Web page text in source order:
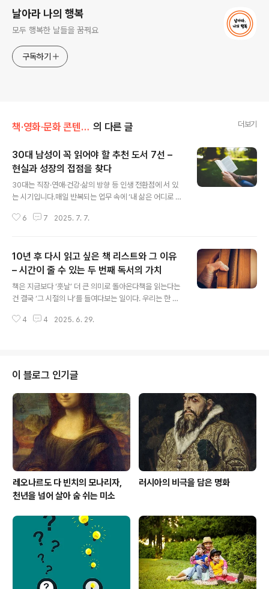
날아라 나의 행복
모두 행복한 날들을 꿈꿔요
구독하기
책·영화·문화 콘텐츠 리뷰 의 다른 글 더보기
30대 남성이 꼭 읽어야 할 추천 도서 7선 –
현실과 성장의 접점을 찾다
30대는 직장·연애·건강·삶의 방향 등 인생 전환점에 서 있
는 시기입니다.매일 반복되는 업무 속에 ‘내 삶은 어디로 가
대 남성들이 흔히 마주하는 현실 속 고민들을 해결하게 해
게 일하기 – 『월급쟁이 부자들』핵심 메시지: 안정된 직장인
이지만, ‘월급 외의 나’도 성장할 수 있다.30대 남성들에게
직장은 안정과 동시에 정체감의 소굴이 될 수 있습니다.“이
대로 살다간 나만의 삶이 없어진다”고 느끼는 분도 많죠.
『월급쟁이 부자들』은 이 문제를 ‘내 삶을 스스로 설계하는
법’으로 풀어줍니다. 다양한 수입원 구축 - 책에서는 퇴근
6 7 2025. 7. 7.
10년 후 다시 읽고 싶은 책 리스트와 그 이유
– 시간이 줄 수 있는 두 번째 독서의 가치
책은 지금보다 ‘훗날’ 더 큰 의미로 돌아온다책을 읽는다는
건 결국 ‘그 시절의 나’를 들여다보는 일이다. 우리는 한 권
을 읽는 순간의 ‘나’도 책에 함께 남는다. 그래서 어떤 책은
지 ‘좋았던 책’이 아니다.그보다는 지금은 미처 이해하지 못
한 문장, 놓쳤던 감정, 지나쳤던 질문들을 다시 마주하고 싶
은 책들이다.그리고 이 책들을 다시 읽는 이유는 단순히 회
상이 아니라, 삶이 바뀌었기 때문에 그 책도 새롭게 읽히기
때문이다.왜 ‘10년 후’인가 – 삶의 밀도와 관점이..
4 4 2025. 6. 29.
이 블로그 인기글
레오나르도 다 빈치의 모나리자,
천년을 넘어 살아 숨 쉬는 미소
러시아의 비극을 담은 명화